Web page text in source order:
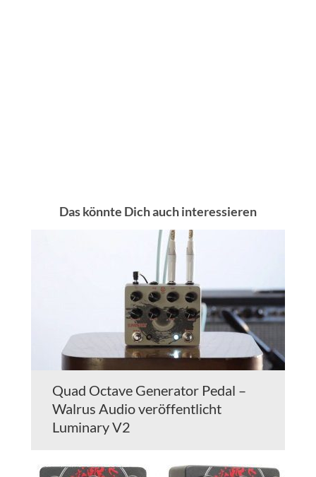
Das könnte Dich auch interessieren
Quad Octave Generator Pedal –
Walrus Audio veröffentlicht
Luminary V2